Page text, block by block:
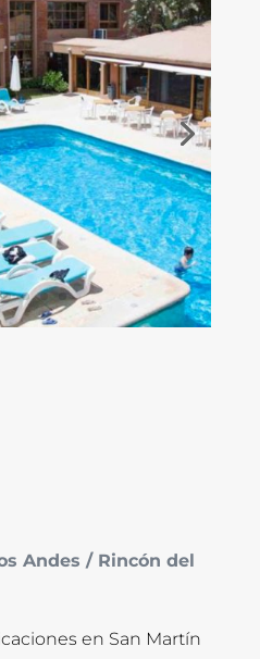
Andes / Rincón del
en San Martín